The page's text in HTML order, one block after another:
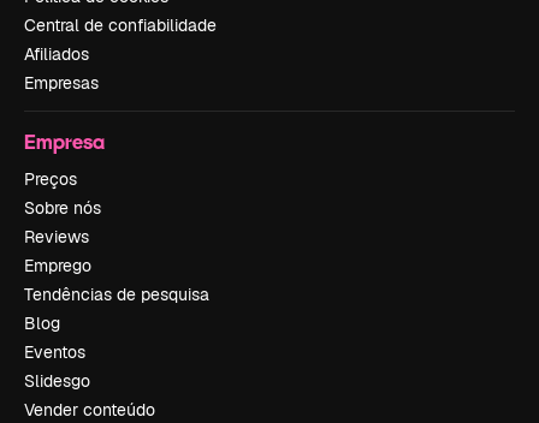
Central de confiabilidade
Afiliados
Empresas
Empresa
Preços
Sobre nós
Reviews
Emprego
Tendências de pesquisa
Blog
Eventos
Slidesgo
Vender conteúdo